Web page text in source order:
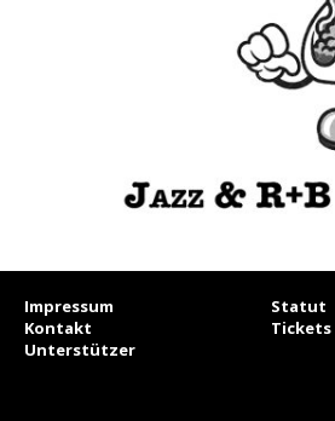
Impressum
Statut
Kontakt
Unterstützer